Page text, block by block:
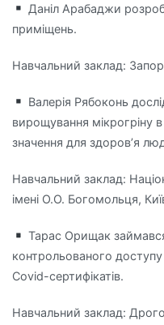
Даніл Арабаджи
приміщень.
Навчальний заклад:
Валерія Рябоконь
вирощування мікрогріну
значення для здоровʼя
Навчальний заклад:
імені О.О. Богомольця,
Тарас Орищак
контрольованого
Covid-сертифікатів.
Навчальний заклад: